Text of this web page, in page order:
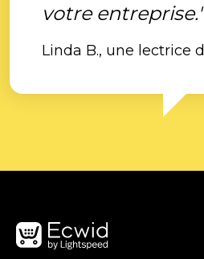
votre entreprise."
Linda B., une lectrice